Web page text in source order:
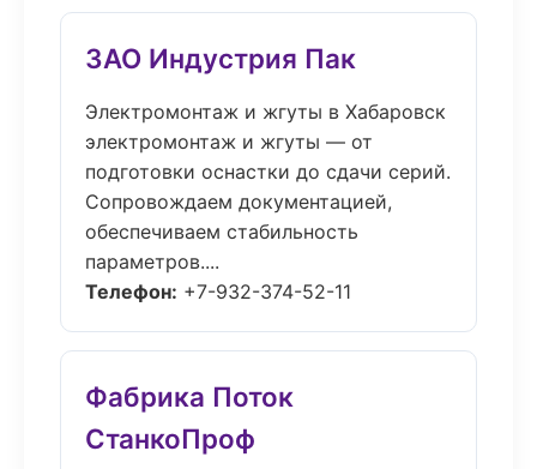
ЗАО Индустрия Пак
Электромонтаж и жгуты в Хабаровск
электромонтаж и жгуты — от
подготовки оснастки до сдачи серий.
Сопровождаем документацией,
обеспечиваем стабильность
параметров....
Телефон: +7-932-374-52-11
Фабрика Поток
СтанкоПроф